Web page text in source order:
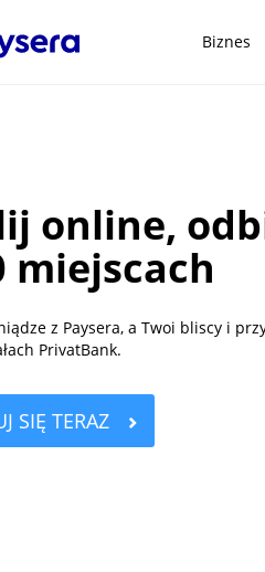
Biznes
online,
miejscach
z Paysera, a Twoi bliscy i
PrivatBank.
SIĘ TERAZ